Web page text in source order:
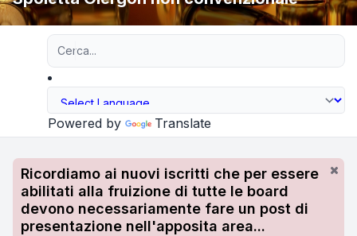
Powered by Translate
Ricordiamo ai nuovi iscritti che per essere
abilitati alla fruizione di tutte le board
devono necessariamente fare un post di
presentazione nell'apposita area...